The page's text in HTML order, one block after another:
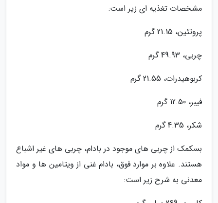
مشخصات تغذیه ای زیر است:
پروتئین، 21.15 گرم
چربی، 49.93 گرم
کربوهیدرات، 21.55 گرم
فیبر، 12.50 گرم
شکر، 4.35 گرم
بسکمک از چربی های موجود در بادام، چربی های غیر اشباع
هستند. علاوه بر موارد فوق، بادام غنی از ویتامین ها و مواد
معدنی به شرح زیر است: